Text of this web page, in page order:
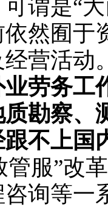
谓是“
然囿于
营活动
劳务工
勘察、
不上国
服”改革
询等一